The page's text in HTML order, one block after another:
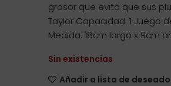
grosor que evita que sus
Taylor Capacidad: 1 Juego
Medida: 18cm largo x 9cm
Sin existencias
Añadir a lista de